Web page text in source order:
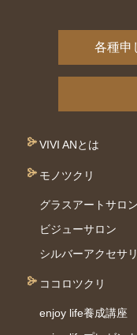
各種申
VIVI ANとは
モノツクリ
グラスアートサロン
ビジューサロン
シルバーアクセサ
ココロツクリ
enjoy life養成講座